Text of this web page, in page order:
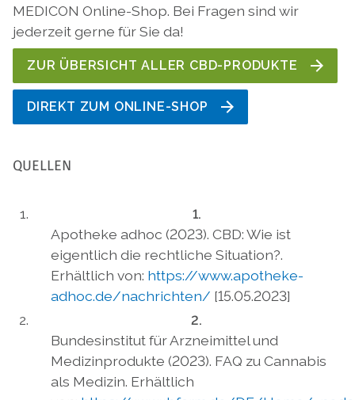
MEDICON Online-Shop. Bei Fragen sind wir
jederzeit gerne für Sie da!
ZUR ÜBERSICHT ALLER CBD-PRODUKTE
DIREKT ZUM ONLINE-SHOP
QUELLEN
Apotheke adhoc (2023). CBD: Wie ist
eigentlich die rechtliche Situation?.
Erhältlich von: https://www.apotheke-
adhoc.de/nachrichten/ [15.05.2023]
Bundesinstitut für Arzneimittel und
Medizinprodukte (2023). FAQ zu Cannabis
als Medizin. Erhältlich